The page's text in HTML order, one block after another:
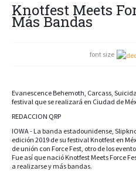
Knotfest Meets
Más Bandas
font size
Evanescence Behemoth, Carcass,
festival que se realizará en Ciudad de
REDACCION QRP
IOWA - La banda estadounidense,
edición 2019 de su festival Knotfest en
de unión con Force Fest, otro de los
Fue así que nació Knotfest Meets Force
a realizarse y más bandas.